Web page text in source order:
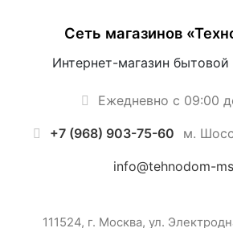
Сеть магазинов
Интернет-магазин бытовой
Ежедневно с 09:00
+7 (968) 903-75-60 м.
info@tehnodom-
111524, г. Москва, ул.